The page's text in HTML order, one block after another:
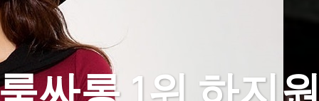
싸롱 1위 하지